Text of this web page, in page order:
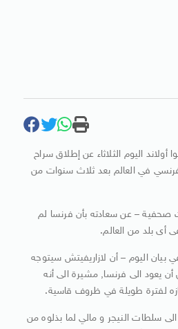
أولاند اليوم الثلاثاء عن إطلاق سراح
في العالم بعد ثلاث سنوات من
صحفية – عن سعادته بأن فرنسا لم
أى بلد من العالم.
بيان اليوم – أن لازاريفيتش سيتوجه
أن يعود الى فرنسا, مشيرة الى أنه
لفترة طويلة في ظروف قاسية.
الى سلطات النيجر و مالي لما بذلوه من